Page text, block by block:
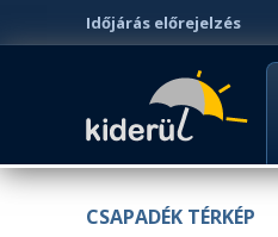
Időjárás előrejelzés
CSAPADÉK TÉRKÉP